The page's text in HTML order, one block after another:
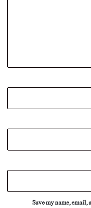
Save my name, email,